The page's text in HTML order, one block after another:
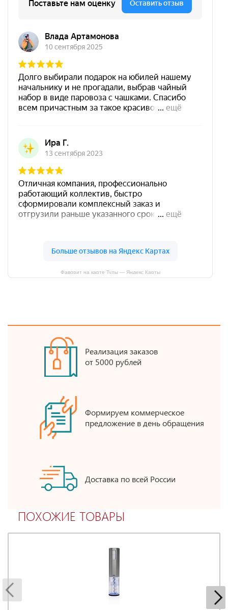
Фаворит на карте Тулы — Яндекс Карты
Реализация заказов
от 5000 рублей
Формируем коммерческое
предложение в день обращения
Доставка по всей России
ПОХОЖИЕ ТОВАРЫ